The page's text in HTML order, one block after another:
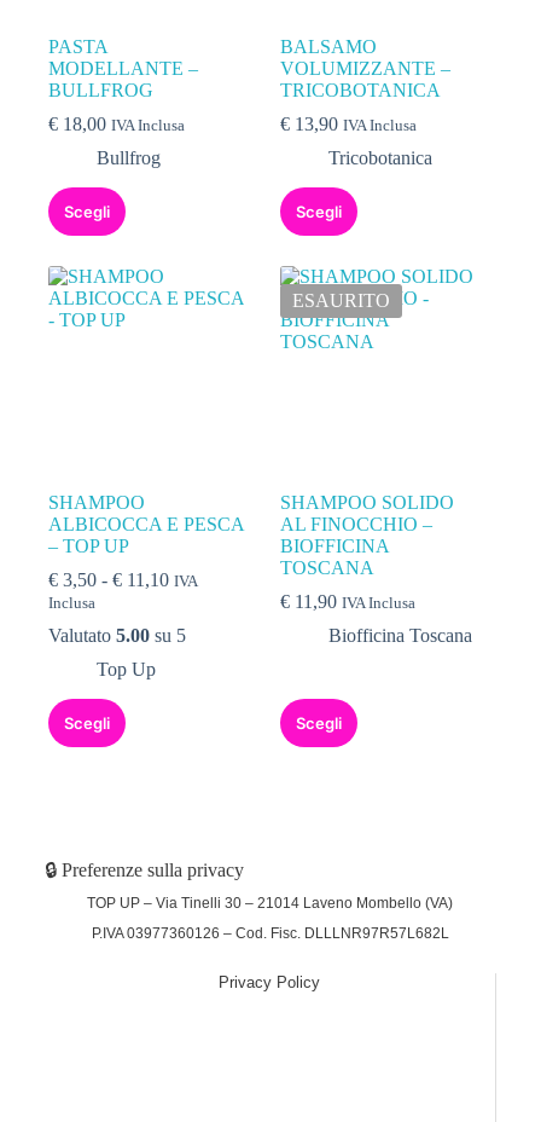
PASTA
MODELLANTE –
BULLFROG
€ 18,00 IVA Inclusa
Bullfrog
Scegli
BALSAMO
VOLUMIZZANTE –
TRICOBOTANICA
€ 13,90 IVA Inclusa
Tricobotanica
Scegli
SHAMPOO
ALBICOCCA E PESCA
– TOP UP
€ 3,50 - € 11,10 IVA
Inclusa
Valutato 5.00 su 5
Top Up
Scegli
ESAURITO
SHAMPOO SOLIDO
AL FINOCCHIO –
BIOFFICINA
TOSCANA
€ 11,90 IVA Inclusa
Biofficina Toscana
Scegli
🔒 Preferenze sulla privacy
TOP UP – Via Tinelli 30 – 21014 Laveno Mombello (VA)
P.IVA 03977360126 – Cod. Fisc. DLLLNR97R57L682L
Privacy Policy